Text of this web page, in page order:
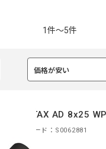
1件～5件
価格が安い
選
PENTAX AD 8x25 WP
商品コード：S0062881